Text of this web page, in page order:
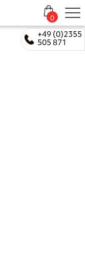
+49 (0)2355
505 871
0